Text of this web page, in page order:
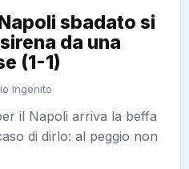
Napoli sbadato si
da una
(1-1)
Ingenito
il Napoli arriva la beffa
di dirlo: al peggio non